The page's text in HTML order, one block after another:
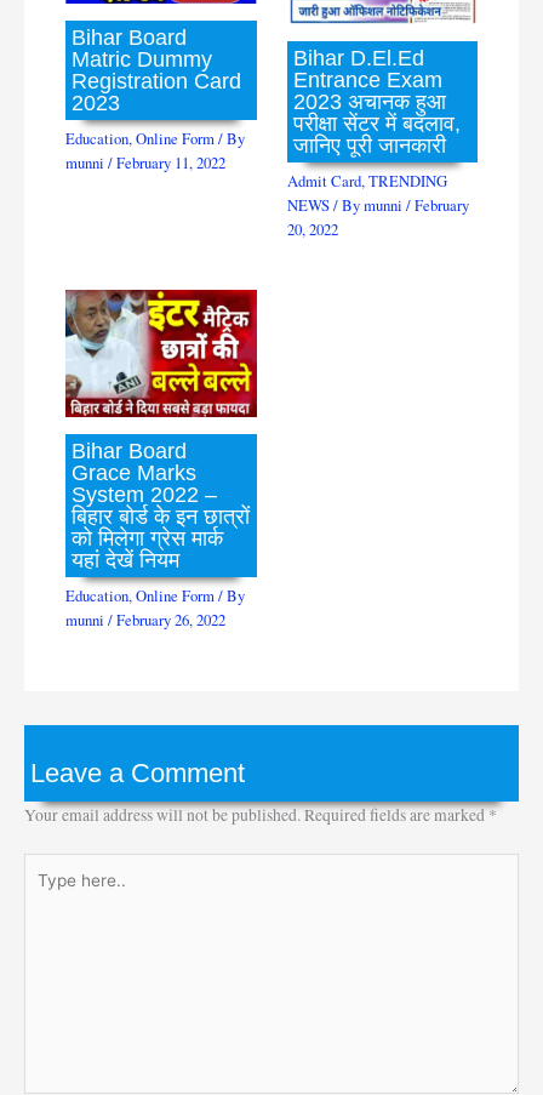
Bihar Board
Matric Dummy
Registration Card
2023
Education,Online Form/ By
munni/February 11, 2022
Bihar D.El.Ed
Entrance Exam
2023 अचानक हुआ
परीक्षा सेंटर में बदलाव,
जानिए पूरी जानकारी
Admit Card,TRENDING
NEWS/ Bymunni /February
20, 2022
Bihar Board
Grace Marks
System 2022 –
बिहार बोर्ड के इन छात्रों
को मिलेगा ग्रेस मार्क
यहां देखें नियम
Education,Online Form/ By
munni/February 26, 2022
Leave a Comment
Your email address will not be published.Required fields are marked*
here..